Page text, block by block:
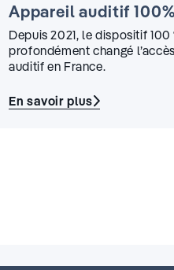
Appareil auditif
Depuis 2021, le dispositif 100
profondément changé
auditif en France.
En savoir plus
: